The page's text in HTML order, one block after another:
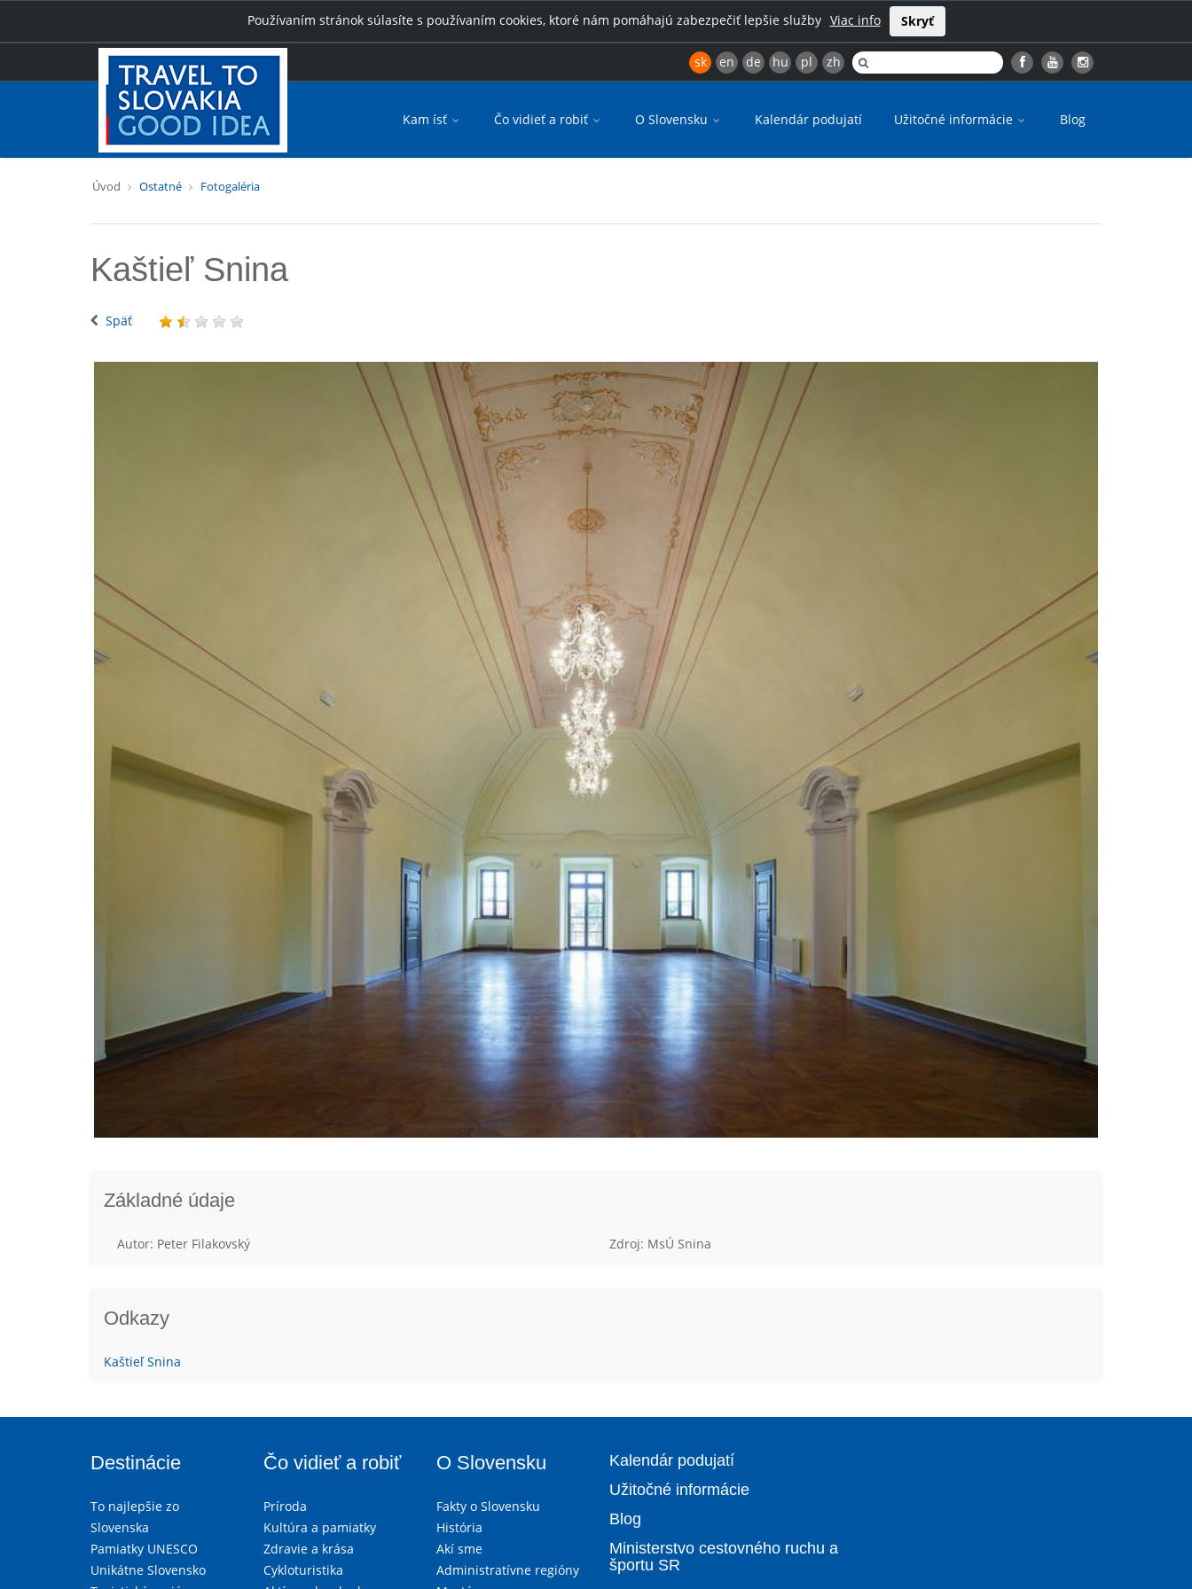
Používaním stránok súlasíte s používaním cookies, ktoré nám pomáhajú zabezpečiť lepšie služby Viac info Skryť
sk en de hu pl zh
Kam ísť Čo vidieť a robiť O Slovensku Kalendár podujatí Užitočné informácie Blog
Úvod Ostatné Fotogaléria
Kaštieľ Snina
Späť
Základné údaje
Autor: Peter Filakovský Zdroj: MsÚ Snina
Odkazy
Kaštieľ Snina
Destinácie
To najlepšie zo
Slovenska
Pamiatky UNESCO
Unikátne Slovensko
Čo vidieť a robiť
Príroda
Kultúra a pamiatky
Zdravie a krása
Cykloturistika
O Slovensku
Fakty o Slovensku
História
Akí sme
Administratívne regióny
Kalendár podujatí
Užitočné informácie
Blog
Ministerstvo cestovného ruchu a
športu SR